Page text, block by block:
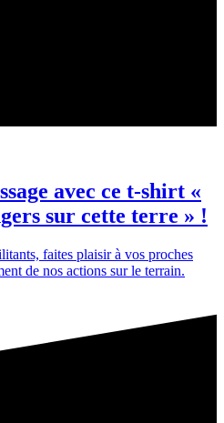
avec ce t-shirt «
sur cette terre » !
faites plaisir à vos proches
de nos actions sur le terrain.